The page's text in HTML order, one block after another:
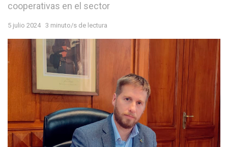
cooperativas en el sector
5 julio 2024 3 minuto/s de lectura